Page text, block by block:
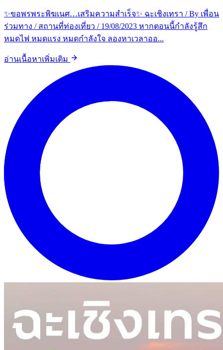
✨ขอพรพระพิฆเนศ…เสริมความสำเร็จ✨ ฉะเชิงเทรา / By เพื่อน
ร่วมทาง / สถานที่ท่องเที่ยว / 19/08/2023 หากตอนนี้กำลังรู้สึก
หมดไฟ หมดแรง หมดกำลังใจ ลองหาเวลาออ...
อ่านเนื้อหาเพิ่มเติม